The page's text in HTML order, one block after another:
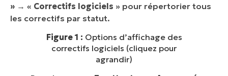
» → « Correctifs logiciels » pour répertorier tous
les correctifs par statut.
Figure 1 : Options d’affichage des
correctifs logiciels (cliquez pour
agrandir)